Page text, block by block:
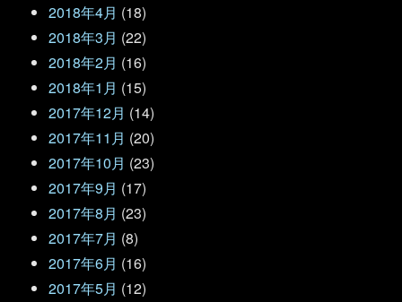
2018年4月 (18)
2018年3月 (22)
2018年2月 (16)
2018年1月 (15)
2017年12月 (14)
2017年11月 (20)
2017年10月 (23)
2017年9月 (17)
2017年8月 (23)
2017年7月 (8)
2017年6月 (16)
2017年5月 (12)